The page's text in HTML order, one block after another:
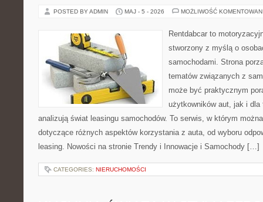
POSTED BY ADMIN MAJ - 5 - 2026 MOŻLIWOŚĆ
Rentdabcar to
stworzony z myślą o
samochodami. Strona
tematów związanych z
może być praktycznym
użytkowników aut, jak i
analizują świat leasingu samochodów. To serwis, w którym
dotyczące różnych aspektów korzystania z auta, od wyboru
leasing. Nowości na stronie Trendy i Innowacje i Samochody […]
CATEGORIES: NIERUCHOMOŚCI